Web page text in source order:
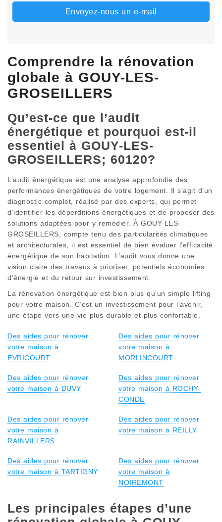
Envoyez-nous un e-mail
Comprendre la rénovation
globale à GOUY-LES-
GROSEILLERS
Qu’est-ce que l’audit
énergétique et pourquoi est-il
essentiel à GOUY-LES-
GROSEILLERS; 60120?
L’audit énergétique est une analyse approfondie des
performances énergétiques de votre logement. Il s’agit d’un
diagnostic complet, réalisé par des experts, qui permet
d’identifier les déperditions énergétiques et de proposer des
solutions adaptées pour y remédier. À GOUY-LES-
GROSEILLERS, compte tenu des particularités climatiques
et architecturales, il est essentiel de bien évaluer l’efficacité
énergétique de son habitation. L’audit vous donne une
vision claire des travaux à prioriser, potentiels économies
d’énergie et du retour sur investissement.
La rénovation énergétique est bien plus qu’un simple lifting
pour votre maison. C’est un investissement pour l’avenir,
une étape vers une vie plus durable et plus confortable.
Des aides pour rénover
votre maison à
EVRICOURT
Des aides pour rénover
votre maison à
MORLINCOURT
Des aides pour rénover
votre maison à DUVY
Des aides pour rénover
votre maison à ROCHY-
CONDE
Des aides pour rénover
votre maison à
RAINVILLERS
Des aides pour rénover
votre maison à REILLY
Des aides pour rénover
votre maison à TARTIGNY
Des aides pour rénover
votre maison à
NOIREMONT
Les principales étapes d’une